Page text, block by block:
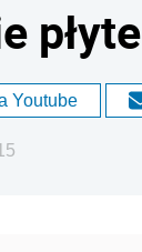
Youtube